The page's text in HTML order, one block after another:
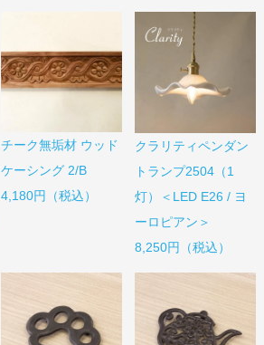
チーク無垢材 ウッド
ケーシング 2/B
4,180円（税込）
クラリティペンダン
トランプ2504（1
灯）＜LED E26 / ヨ
ーロピアン＞
8,250円（税込）